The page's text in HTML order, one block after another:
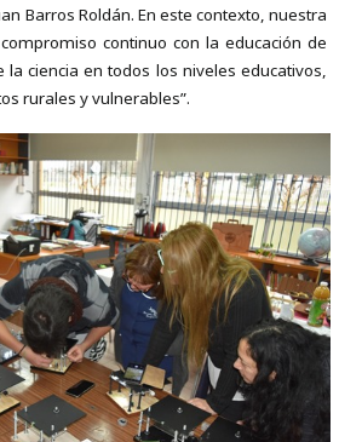
Barros Roldán. En este contexto, nuestra
continuo con la educación de
ciencia en todos los niveles educativos,
rurales y vulnerables”.